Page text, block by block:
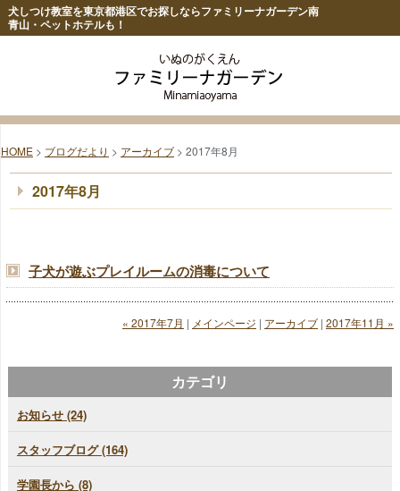
犬しつけ教室を東京都港区でお探しならファミリーナガーデン南
青山・ペットホテルも！
HOME > ブログだより > アーカイブ > 2017年8月
2017年8月
子犬が遊ぶプレイルームの消毒について
« 2017年7月 | メインページ | アーカイブ | 2017年11月 »
カテゴリ
お知らせ (24)
スタッフブログ (164)
学園長から (8)